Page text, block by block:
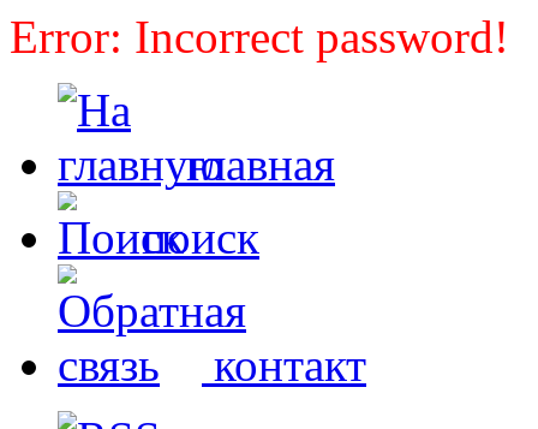
Error: Incorrect password!
главная
поиск
контакт